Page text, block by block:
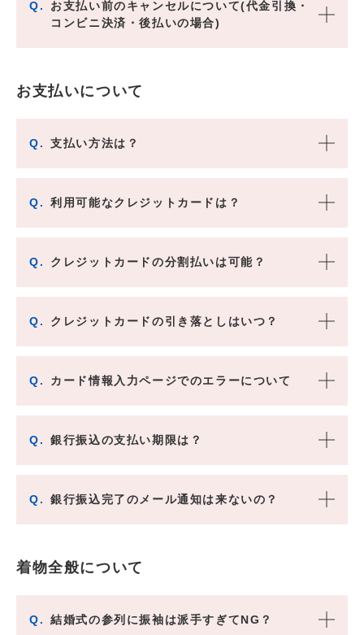
Q.
お支払い前のキャンセルについて(代金引換・
コンビニ決済・後払いの場合)
お支払いについて
Q. 支払い方法は？
Q. 利用可能なクレジットカードは？
Q. クレジットカードの分割払いは可能？
Q. クレジットカードの引き落としはいつ？
Q. カード情報入力ページでのエラーについて
Q. 銀行振込の支払い期限は？
Q. 銀行振込完了のメール通知は来ないの？
着物全般について
Q. 結婚式の参列に振袖は派手すぎてNG？